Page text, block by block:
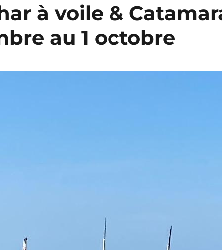
à voile &
au 1 octobre